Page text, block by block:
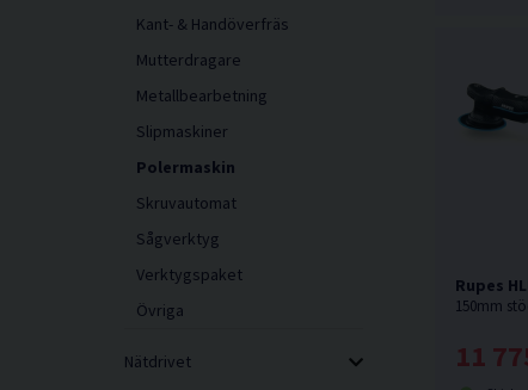
Kant- & Handöverfräs
Mutterdragare
Metallbearbetning
Slipmaskiner
Polermaskin
Skruvautomat
Sågverktyg
Verktygspaket
Övriga
Nätdrivet
Rupes
11